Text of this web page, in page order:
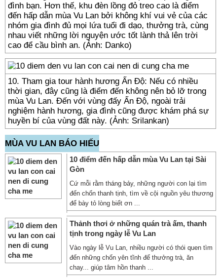
đình bạn. Hơn thế, khu đèn lồng đỏ treo cao là điểm
đến hấp dẫn mùa Vu Lan bởi không khí vui vẻ của các
nhóm gia đình đủ mọi lứa tuổi đi dạo, thưởng trà, cùng
nhau viết những lời nguyện ước tốt lành thả lên trời
cao để cầu bình an. (Ảnh: Danko)
10. Tham gia tour hành hương Ấn Độ: Nếu có nhiều
thời gian, đây cũng là điểm đến không nên bỏ lỡ trong
mùa Vu Lan. Đến với vùng đấy Ấn Độ, ngoài trải
nghiệm hành hương, gia đình cũng được khám phá sự
huyền bí của vùng đất này. (Ảnh: Srilankan)
MÙA VU LAN BÁO HIẾU
10 điểm đến hấp dẫn mùa Vu Lan tại Sài
Gòn
Cứ mỗi rằm tháng bảy, những người con lại tìm
đến chốn thanh tịnh, tìm về cội nguồn yêu thương
để bày tỏ lòng biết ơn ...
Thảnh thơi ở những quán trà ấm, thanh
tịnh trong ngày lễ Vu Lan
Vào ngày lễ Vu Lan, nhiều người có thói quen tìm
đến những chốn yên tĩnh để thưởng trà, ăn
chay... giúp tâm hồn thanh ...